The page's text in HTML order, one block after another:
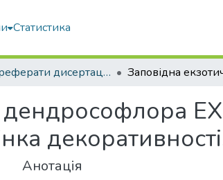
Статистика
Автореферати дисертацій та дисертації
EX
Анотація